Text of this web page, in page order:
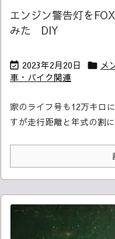
エンジン警告灯を
みた DIY
 2023年2月20日  メ
車・バイク関連
家のライフ号も12万キロ
すが走行距離と年式の割